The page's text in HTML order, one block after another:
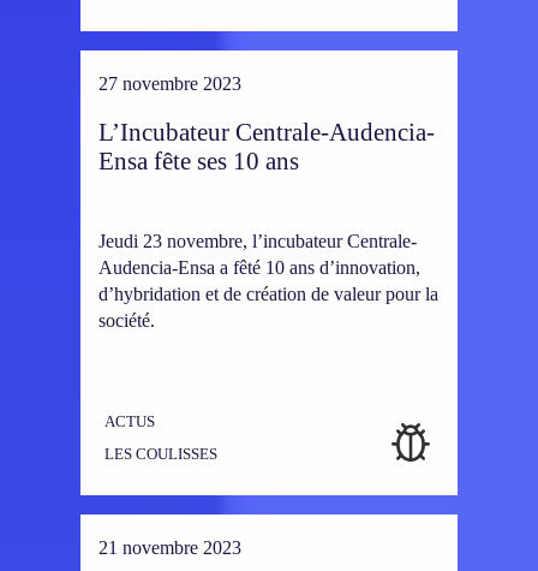
27 novembre 2023
L’Incubateur Centrale-Audencia-
Ensa fête ses 10 ans
Jeudi 23 novembre, l’incubateur Centrale-
Audencia-Ensa a fêté 10 ans d’innovation,
d’hybridation et de création de valeur pour la
société.
ACTUS
LES COULISSES
21 novembre 2023